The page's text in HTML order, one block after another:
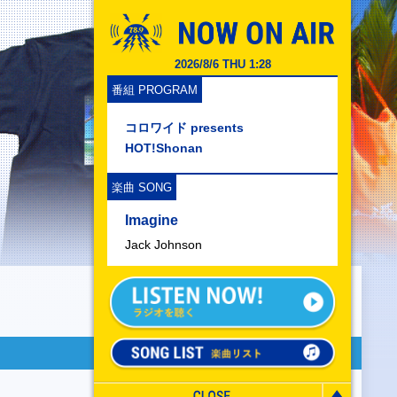
2026/8/6 THU 1:28
番組 PROGRAM
コロワイド presents
HOT!Shonan
楽曲 SONG
Imagine
Jack Johnson